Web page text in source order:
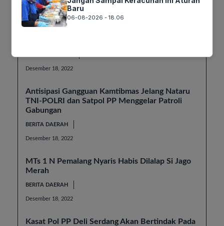
Desember 18, 2022
Desember 18, 2022
Antisipasi Gangguan Kamtibmas Jelang Nataru
TNI-POLRI dan Satpol PP Menggelar Patroli
Gabungan
BERITA DAERAH
Desember 18, 2022
MTs 1 N Pemalang Nyaris Habis Dilalap Si Jago
Merah
BERITA DAERAH
Desember 18, 2022
Kasat Pol PP Deli Serdang Akan Bertindak Pada
Baru
06-08-2026 - 18.06